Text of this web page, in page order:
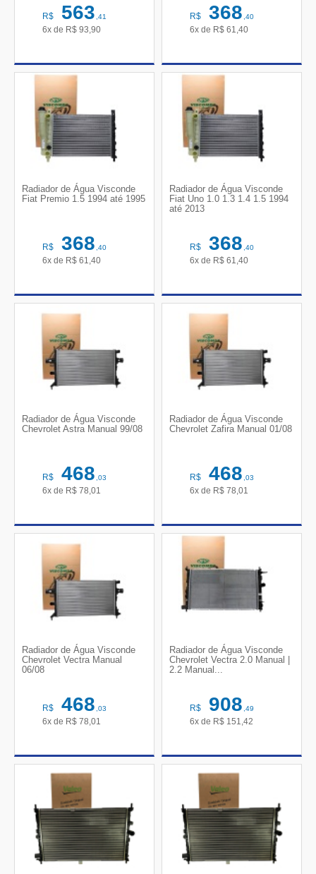
R$ 563,41
6x de R$ 93,90
R$ 368,40
6x de R$ 61,40
Radiador de Água Visconde
Fiat Premio 1.5 1994 até 1995
R$ 368,40
6x de R$ 61,40
Radiador de Água Visconde
Fiat Uno 1.0 1.3 1.4 1.5 1994
até 2013
R$ 368,40
6x de R$ 61,40
Radiador de Água Visconde
Chevrolet Astra Manual 99/08
R$ 468,03
6x de R$ 78,01
Radiador de Água Visconde
Chevrolet Zafira Manual 01/08
R$ 468,03
6x de R$ 78,01
Radiador de Água Visconde
Chevrolet Vectra Manual
06/08
R$ 468,03
6x de R$ 78,01
Radiador de Água Visconde
Chevrolet Vectra 2.0 Manual |
2.2 Manual...
R$ 908,49
6x de R$ 151,42